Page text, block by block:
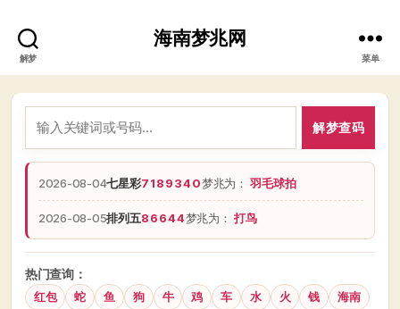
解梦
海南梦兆网
菜单
解梦查码
2026-08-04七星彩7189340梦兆为：羽毛球拍
2026-08-05排列五86644梦兆为：打鸟
热门查询：
红包 蛇 鱼 狗 牛 鸡 车 水 火 钱 海南